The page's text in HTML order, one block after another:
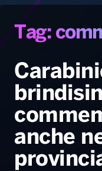
Locali
Sport
Radio
Playlist
Gallery
Radio
Voce al Bari
Battiti Live
Tag:
anche